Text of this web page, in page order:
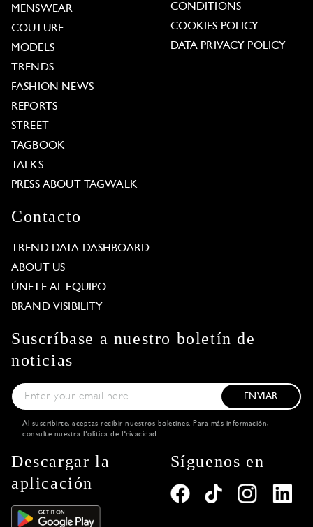
MENSWEAR
COUTURE
MODELS
TRENDS
FASHION NEWS
REPORTS
STREET
TAGBOOK
TALKS
PRESS ABOUT TAGWALK
CONDITIONS
COOKIES POLICY
DATA PRIVACY POLICY
Contacto
TREND DATA DASHBOARD
ABOUT US
ÚNETE AL EQUIPO
BRAND VISIBILITY
Suscríbase a nuestro boletín de
noticias
ENVIAR
Al suscribirte, aceptas recibir nuestros boletines. Para más información,
consulte nuestra Política de Privacidad .
Descargar la
aplicación
Síguenos en